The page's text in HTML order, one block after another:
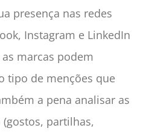
presença nas redes
Instagram e LinkedIn
marcas podem
tipo de menções que
a pena analisar as
partilhas,